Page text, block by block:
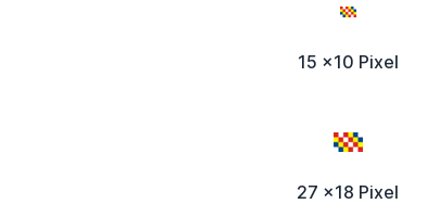
15 x10 Pixel
27 x18 Pixel